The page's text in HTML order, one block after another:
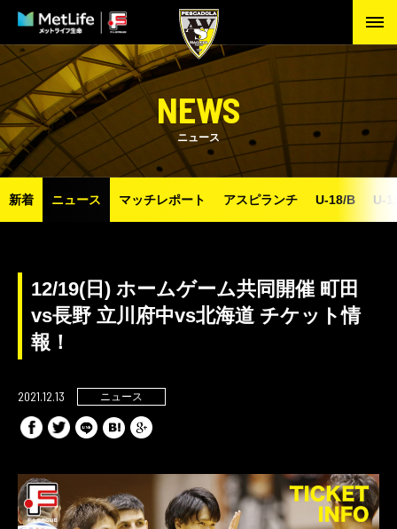
NEWS
ニュース
新着 ニュース マッチレポート アスピランチ U-18/B U-
12/19(日) ホームゲーム共同開催 町田
vs長野 立川府中vs北海道 チケット情
報！
2021.12.13 ニュース